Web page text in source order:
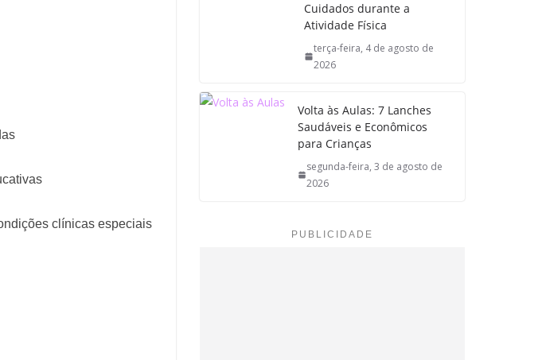
clínicas especiais
Cuidados durante a
Atividade Física
terça-feira, 4 de agosto de
2026
Volta às Aulas: 7 Lanches
Saudáveis e Econômicos
para Crianças
segunda-feira, 3 de agosto de
2026
PUBLICIDADE